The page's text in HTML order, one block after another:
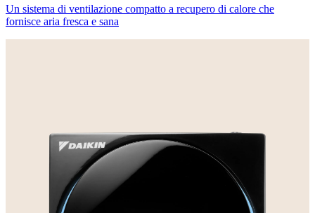
Un sistema di ventilazione compatto a recupero di calore che
fornisce aria fresca e sana